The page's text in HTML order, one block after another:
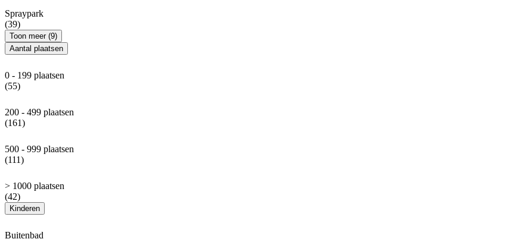
Spraypark
(39)
Toon meer (9)
Aantal plaatsen
0 - 199 plaatsen
(55)
200 - 499 plaatsen
(161)
500 - 999 plaatsen
(111)
> 1000 plaatsen
(42)
Kinderen
Buitenbad